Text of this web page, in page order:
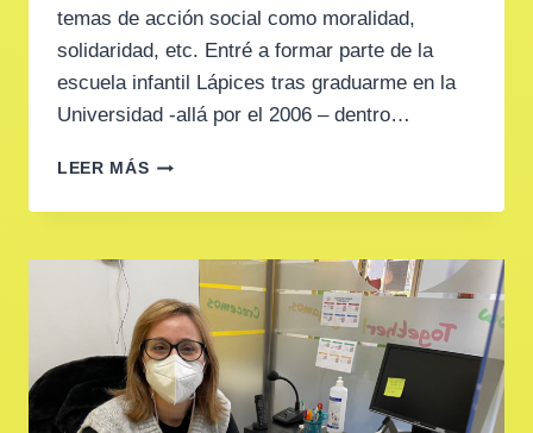
temas de acción social como moralidad,
solidaridad, etc. Entré a formar parte de la
escuela infantil Lápices tras graduarme en la
Universidad -allá por el 2006 – dentro…
LEER MÁSANA
COORDINADORA
LÁPICES
GENERAL
AVILÉS